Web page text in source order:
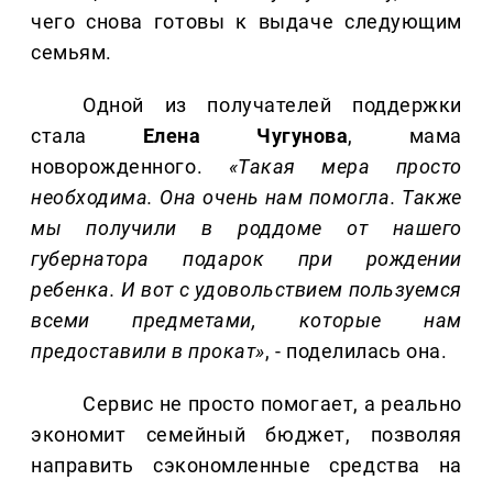
чего снова готовы к выдаче следующим
семьям.
Одной из получателей поддержки
стала Елена Чугунова, мама
новорожденного. «Такая мера просто
необходима. Она очень нам помогла. Также
мы получили в роддоме от нашего
губернатора подарок при рождении
ребенка. И вот с удовольствием пользуемся
всеми предметами, которые нам
предоставили в прокат», - поделилась она.
Сервис не просто помогает, а реально
экономит семейный бюджет, позволяя
направить сэкономленные средства на